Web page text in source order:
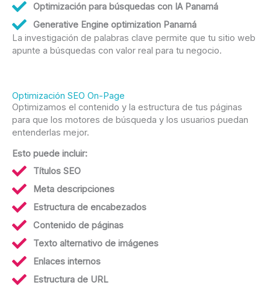
Optimización para búsquedas con IA Panamá
Generative Engine optimization Panamá
La investigación de palabras clave permite que tu sitio web
apunte a búsquedas con valor real para tu negocio.
Optimización SEO On-Page
Optimizamos el contenido y la estructura de tus páginas
para que los motores de búsqueda y los usuarios puedan
entenderlas mejor.
Esto puede incluir:
Títulos SEO
Meta descripciones
Estructura de encabezados
Contenido de páginas
Texto alternativo de imágenes
Enlaces internos
Estructura de URL